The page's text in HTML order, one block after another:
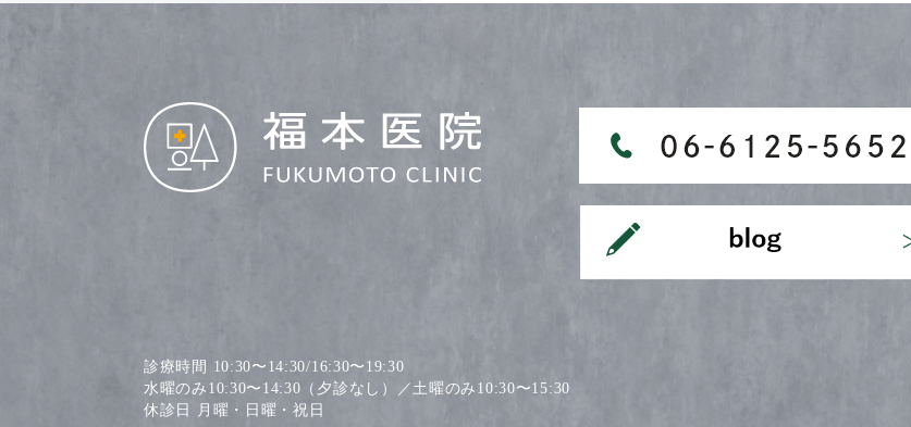
診療時間 10:30〜14:30/16:30〜19:30
水曜のみ10:30〜14:30（夕診なし）／土曜のみ10:30〜15:30
休診日 月曜・日曜・祝日